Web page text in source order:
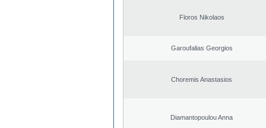
Floros Nikolaos
Garoufalias Georgios
Choremis Anastasios
Diamantopoulou Anna